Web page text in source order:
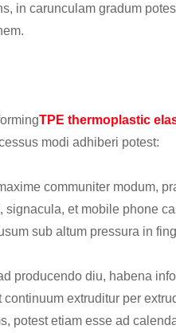
in carunculam gradum
TPE thermoplastic
modi adhiberi potest:
communiter modum,
signacula, et mobile phone
sub altum pressura in
producendo diu, habena
extruditur per
potest etiam esse ad